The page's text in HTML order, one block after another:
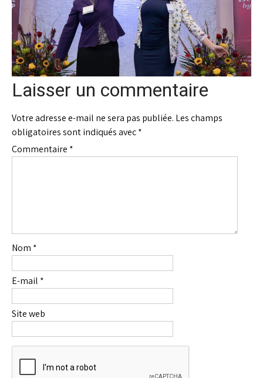
Laisser un commentaire
Votre adresse e-mail ne sera pas publiée. Les champs
obligatoires sont indiqués avec*
Commentaire *
Nom *
E-mail *
Site web